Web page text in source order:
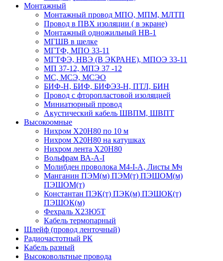
Монтажный
Монтажный провод МПО, МПМ, МЛТП
Провод в ПВХ изоляции ( в экране)
Монтажный одножильный HB-1
МГШВ в шелке
МГТФ, МПО 33-11
МГТФЭ, НВЭ (В ЭКРАНЕ), МПОЭ 33-11
МП 37-12, МПЭ 37 -12
МС, МСЭ, МСЭО
БИФ-Н, БИФ, БИФЭЗ-Н, ПТЛ, БИН
Провод с фторопластовой изоляцией
Миниатюрный провод
Акустический кабель ШВПМ, ШВПТ
Высокоомные
Нихром Х20Н80 по 10 м
Нихром Х20Н80 на катушках
Нихром лента Х20Н80
Вольфрам ВА-А-I
Молибден проволока М4-I-А, Листы Мч
Манганин ПЭМ(м) ПЭМ(т) ПЭШОМ(м)
ПЭШОМ(т)
Константан ПЭК(т) ПЭК(м) ПЭШОК(т)
ПЭШОК(м)
Фехраль Х23Ю5Т
Кабель термопарный
Шлейф (провод ленточный)
Радиочастотный РК
Кабель разный
Высоковольтные провода